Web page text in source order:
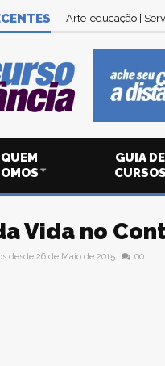
Arte-educação |
QUEM
GUIA DE
CURSOS
Vida no
desde 26 de Maio de 2015 00